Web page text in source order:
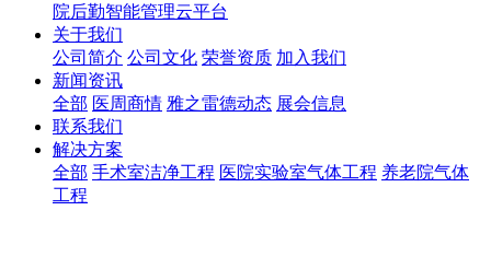
院后勤智能管理云平台
关于我们
公司简介 公司文化 荣誉资质 加入我们
新闻资讯
全部 医周商情 雅之雷德动态 展会信息
联系我们
解决方案
全部 手术室洁净工程 医院实验室气体工程 养老院气体
工程